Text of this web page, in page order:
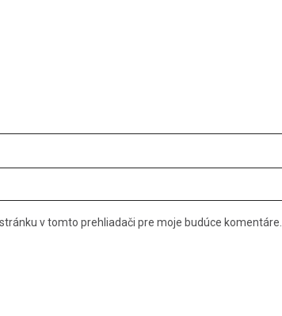
v tomto prehliadači pre moje budúce komentáre.